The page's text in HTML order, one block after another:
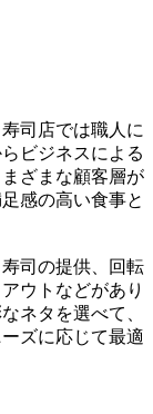
司店では職人に
ビジネスによる
ざまな顧客層が
感の高い食事と
司の提供、回転
ウトなどがあり
ネタを選べて、
ズに応じて最適